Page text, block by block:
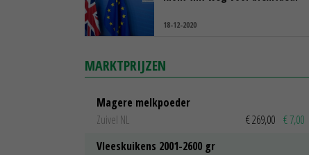
18-12-2020
MARKTPRIJZEN
Magere melkpoeder
Zuivel NL
€ 269,00 € 7,00
Vleeskuikens 2001-2600 gr